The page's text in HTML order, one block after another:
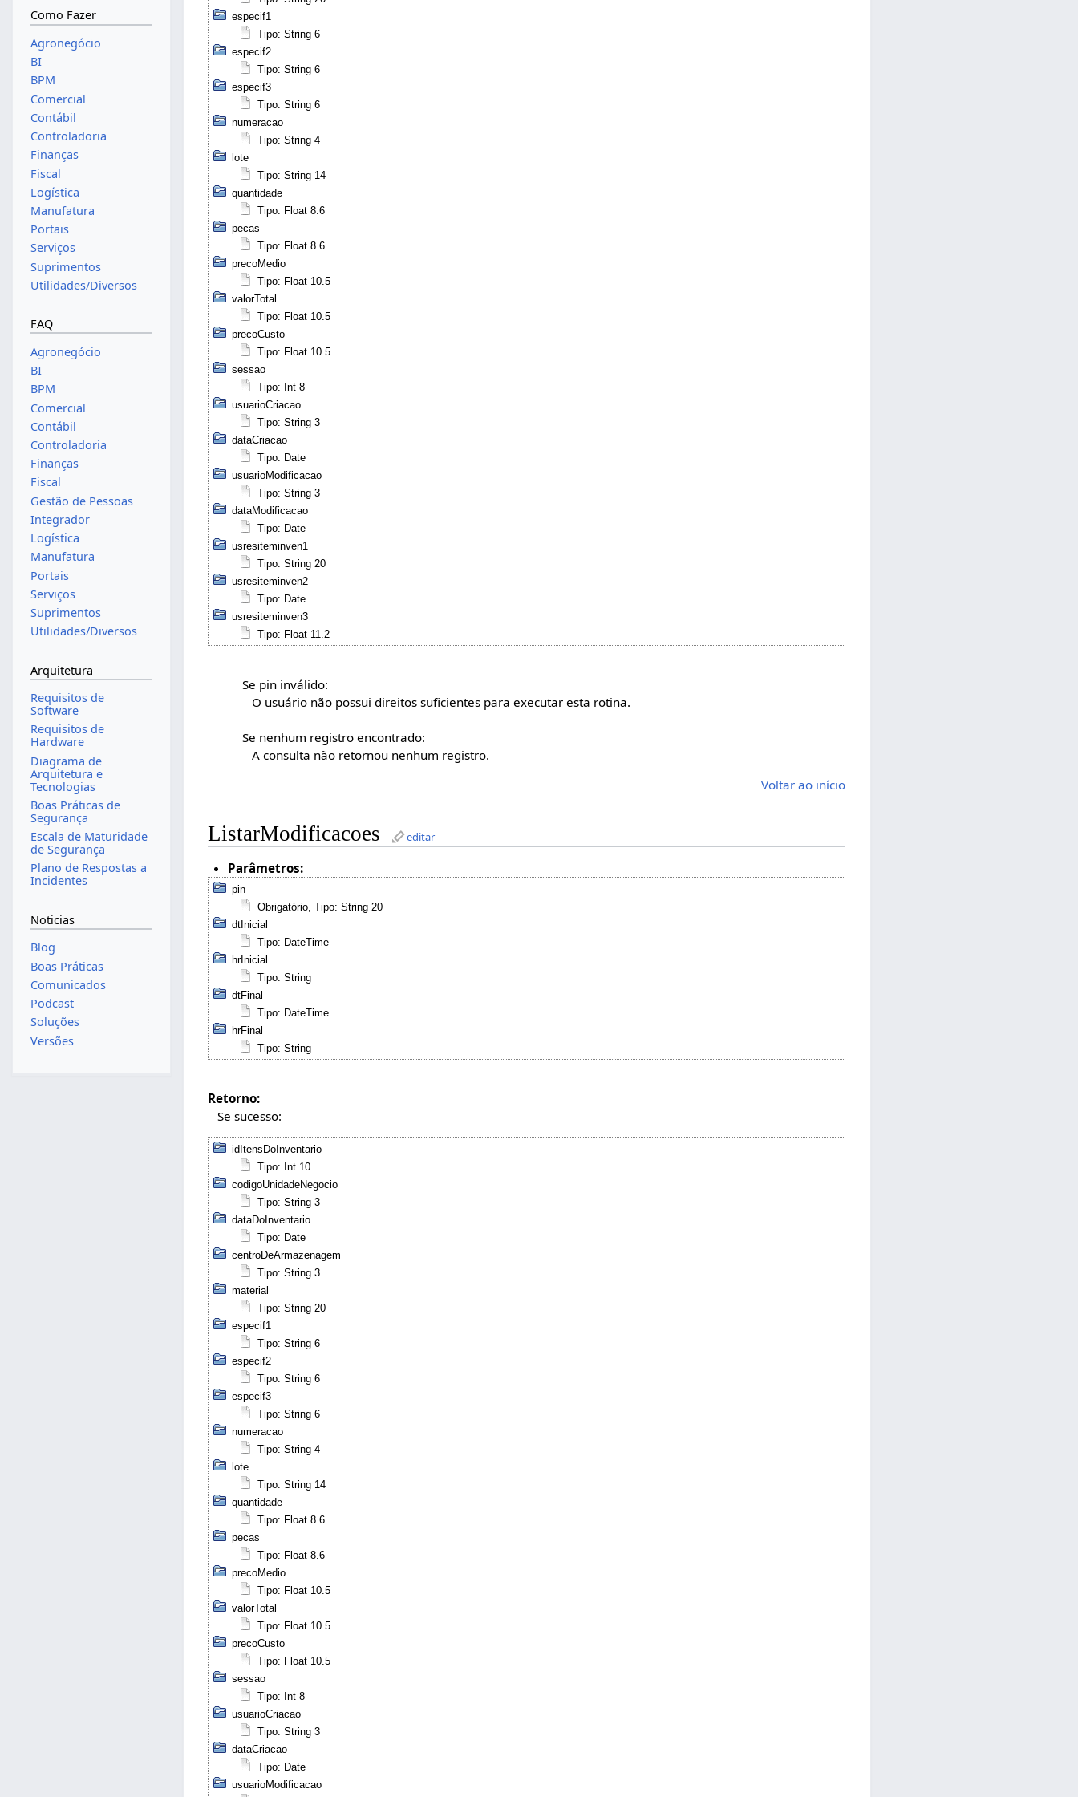
especif1
Tipo: String 6
especif2
Tipo: String 6
especif3
Tipo: String 6
numeracao
Tipo: String 4
lote
Tipo: String 14
quantidade
Tipo: Float 8.6
pecas
Tipo: Float 8.6
precoMedio
Tipo: Float 10.5
valorTotal
Tipo: Float 10.5
precoCusto
Tipo: Float 10.5
sessao
Tipo: Int 8
usuarioCriacao
Tipo: String 3
dataCriacao
Tipo: Date
usuarioModificacao
Tipo: String 3
dataModificacao
Tipo: Date
usresiteminven1
Tipo: String 20
usresiteminven2
Tipo: Date
usresiteminven3
Tipo: Float 11.2
Se pin inválido:
O usuário não possui direitos suficientes para executar esta rotina.
Se nenhum registro encontrado:
A consulta não retornou nenhum registro.
Voltar ao início
ListarModificacoes editar
Parâmetros:
pin
Obrigatório, Tipo: String 20
dtInicial
Tipo: DateTime
hrInicial
Tipo: String
dtFinal
Tipo: DateTime
hrFinal
Tipo: String
Retorno:
Se sucesso:
idItensDoInventario
Tipo: Int 10
codigoUnidadeNegocio
Tipo: String 3
dataDoInventario
Tipo: Date
centroDeArmazenagem
Tipo: String 3
material
Tipo: String 20
especif1
Tipo: String 6
especif2
Tipo: String 6
especif3
Tipo: String 6
numeracao
Tipo: String 4
lote
Tipo: String 14
quantidade
Tipo: Float 8.6
pecas
Tipo: Float 8.6
precoMedio
Tipo: Float 10.5
valorTotal
Tipo: Float 10.5
precoCusto
Tipo: Float 10.5
sessao
Tipo: Int 8
usuarioCriacao
Tipo: String 3
dataCriacao
Tipo: Date
usuarioModificacao
Como Fazer
Agronegócio
BI
BPM
Comercial
Contábil
Controladoria
Finanças
Fiscal
Logística
Manufatura
Portais
Serviços
Suprimentos
Utilidades/Diversos
FAQ
Agronegócio
BI
BPM
Comercial
Contábil
Controladoria
Finanças
Fiscal
Gestão de Pessoas
Integrador
Logística
Manufatura
Portais
Serviços
Suprimentos
Utilidades/Diversos
Arquitetura
Requisitos de
Software
Requisitos de
Hardware
Diagrama de
Arquitetura e
Tecnologias
Boas Práticas de
Segurança
Escala de Maturidade
de Segurança
Plano de Respostas a
Incidentes
Noticias
Blog
Boas Práticas
Comunicados
Podcast
Soluções
Versões